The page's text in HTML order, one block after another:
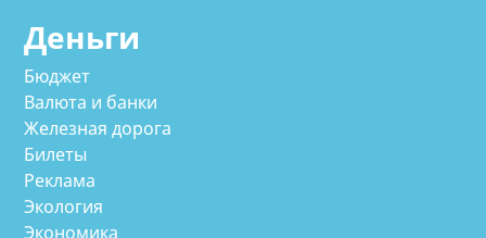
Деньги
Бюджет
Валюта и банки
Железная дорога
Билеты
Реклама
Экология
Экономика